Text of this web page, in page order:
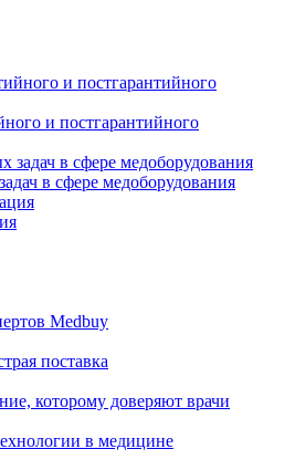
и постгарантийного
в сфере медоборудования
Medbuy
поставка
которому доверяют врачи
в медицине